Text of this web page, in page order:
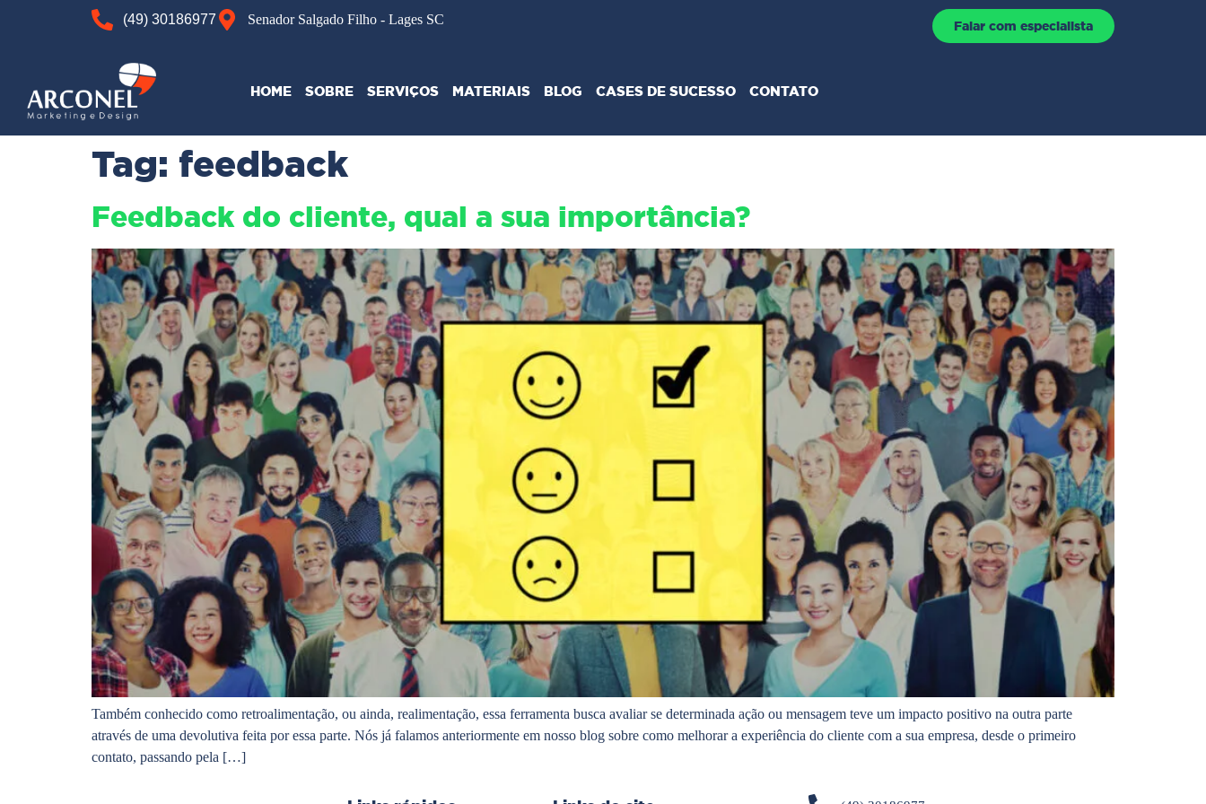
(49) 30186977 Senador Salgado Filho - Lages SC Falar com especialista
HOME SOBRE SERVIÇOS MATERIAIS BLOG CASES DE SUCESSO CONTATO
Tag: feedback
Feedback do cliente, qual a sua importância?
Também conhecido como retroalimentação, ou ainda, realimentação, essa ferramenta busca avaliar se determinada ação ou mensagem teve um impacto positivo na outra parte
através de uma devolutiva feita por essa parte. Nós já falamos anteriormente em nosso blog sobre como melhorar a experiência do cliente com a sua empresa, desde o primeiro
contato, passando pela […]